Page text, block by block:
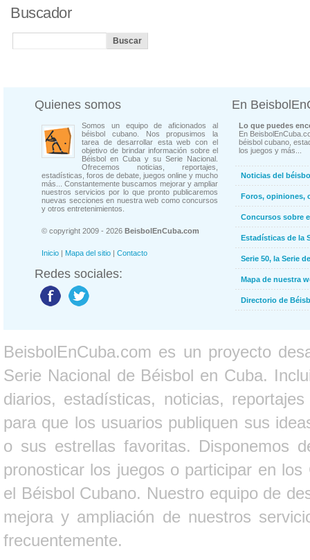
Buscador
Quienes somos
Somos un equipo de aficionados al
béisbol cubano. Nos propusimos la
tarea de desarrollar esta web con el
objetivo de brindar información sobre el
Béisbol en Cuba y su Serie Nacional.
Ofrecemos noticias, reportajes,
estadísticas, foros de debate, juegos online y mucho
más... Constantemente buscamos mejorar y ampliar
nuestros servicios por lo que pronto publicaremos
nuevas secciones en nuestra web como concursos
y otros entretenimientos.
© copyright 2009 - 2026 BeisbolEnCuba.com
Inicio | Mapa del sitio | Contacto
Redes sociales:
En
Lo que puedes
En
béisbol cubano,
los juegos y más...
Noticias del
Foros, opiniones,
Concursos sobre
Estadísticas de la
Serie 50, la Serie
Mapa de nuestra
Directorio de
BeisbolEnCuba.com es un proyecto
Serie Nacional de Béisbol en Cuba.
diarios, estadísticas, noticias,
para que los usuarios publiquen sus
o sus estrellas favoritas. Disponemos
pronosticar los juegos o participar en
el Béisbol Cubano. Nuestro equipo de
mejora y ampliación de nuestros
frecuentemente.